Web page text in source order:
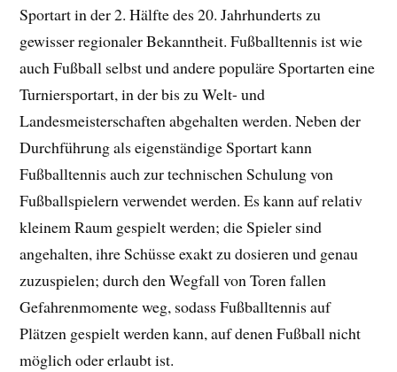
Sportart in der 2. Hälfte des 20. Jahrhunderts zu
gewisser regionaler Bekanntheit. Fußballtennis ist wie
auch Fußball selbst und andere populäre Sportarten eine
Turniersportart, in der bis zu Welt- und
Landesmeisterschaften abgehalten werden. Neben der
Durchführung als eigenständige Sportart kann
Fußballtennis auch zur technischen Schulung von
Fußballspielern verwendet werden. Es kann auf relativ
kleinem Raum gespielt werden; die Spieler sind
angehalten, ihre Schüsse exakt zu dosieren und genau
zuzuspielen; durch den Wegfall von Toren fallen
Gefahrenmomente weg, sodass Fußballtennis auf
Plätzen gespielt werden kann, auf denen Fußball nicht
möglich oder erlaubt ist.